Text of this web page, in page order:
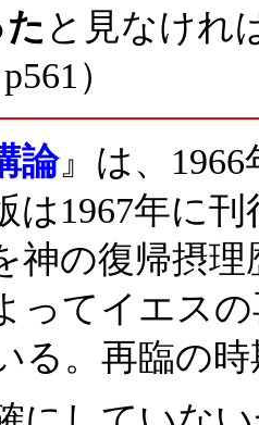
と見なけれ
）
論』は、
は1967年に
神の復帰摂
ってイエス
る。再臨の時